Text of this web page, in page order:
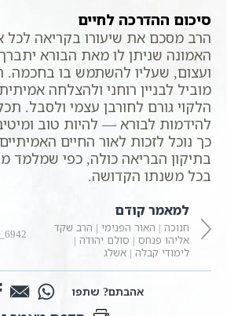
סיכום ההדרכה לחיים
הרב מסכם את שיעורו בקריאה לכל
האמונה שניתן לו מאת הבורא
ועצום, שעליו להשתמש בו בחכמה.
מוביל לבניין רוחני ולהצלחה
הלקוי גורם לחורבן עצמי ולסבל.
להידמות לבורא — להיות טוב
כך נוכל לזכות לאור החיים
בתיקון הבריאה כולה, כפי שמלמד
בכל משנתו הקדושה.
למאמר קודם
חנוכה | האור הפנימי | הרב שקד
אליהו פנחס | סולם יהודה |
לימודי קבלה | אשלג
אהבתם? שתפו